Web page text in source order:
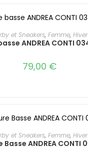
et Sneakers, Femme, Hiver
ANDREA CONTI
79,00 €
et Sneakers, Femme, Hiver
Basse ANDREA CONTI